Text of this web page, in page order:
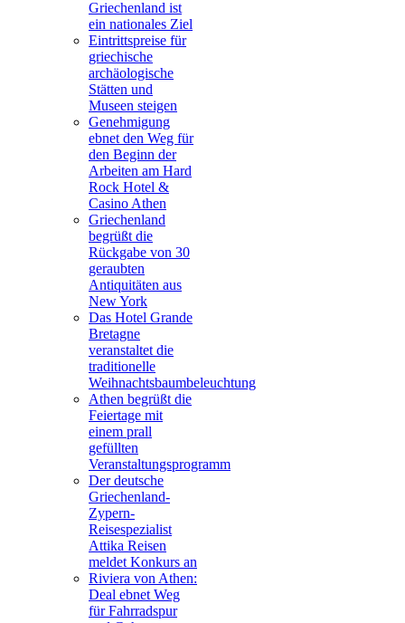
Griechenland ist
ein nationales Ziel
Eintrittspreise für
griechische
archäologische
Stätten und
Museen steigen
Genehmigung
ebnet den Weg für
den Beginn der
Arbeiten am Hard
Rock Hotel &
Casino Athen
Griechenland
begrüßt die
Rückgabe von 30
geraubten
Antiquitäten aus
New York
Das Hotel Grande
Bretagne
veranstaltet die
traditionelle
Weihnachtsbaumbeleuchtung
Athen begrüßt die
Feiertage mit
einem prall
gefüllten
Veranstaltungsprogramm
Der deutsche
Griechenland-
Zypern-
Reisespezialist
Attika Reisen
meldet Konkurs an
Riviera von Athen:
Deal ebnet Weg
für Fahrradspur